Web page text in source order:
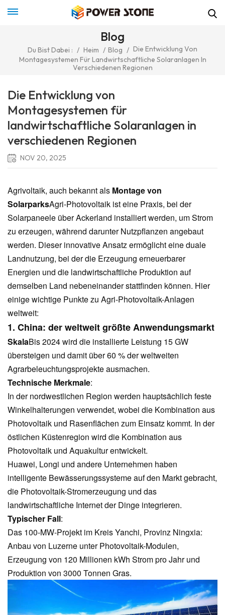
Blog
Du Bist Dabei : / Heim / Blog / Die Entwicklung Von
Montagesystemen Für Landwirtschaftliche Solaranlagen In
Verschiedenen Regionen
Die Entwicklung von
Montagesystemen für
landwirtschaftliche Solaranlagen in
verschiedenen Regionen
NOV 20, 2025
Agrivoltaik, auch bekannt als Montage von
SolarparksAgri-Photovoltaik ist eine Praxis, bei der
Solarpaneele über Ackerland installiert werden, um Strom
zu erzeugen, während darunter Nutzpflanzen angebaut
werden. Dieser innovative Ansatz ermöglicht eine duale
Landnutzung, bei der die Erzeugung erneuerbarer
Energien und die landwirtschaftliche Produktion auf
demselben Land nebeneinander stattfinden können. Hier
einige wichtige Punkte zu Agri-Photovoltaik-Anlagen
weltweit:
1. China: der weltweit größte Anwendungsmarkt
SkalaBis 2024 wird die installierte Leistung 15 GW
übersteigen und damit über 60 % der weltweiten
Agrarbeleuchtungsprojekte ausmachen.
Technische Merkmale:
In der nordwestlichen Region werden hauptsächlich feste
Winkelhalterungen verwendet, wobei die Kombination aus
Photovoltaik und Rasenflächen zum Einsatz kommt. In der
östlichen Küstenregion wird die Kombination aus
Photovoltaik und Aquakultur entwickelt.
Huawei, Longi und andere Unternehmen haben
intelligente Bewässerungssysteme auf den Markt gebracht,
die Photovoltaik-Stromerzeugung und das
landwirtschaftliche Internet der Dinge integrieren.
Typischer Fall:
Das 100-MW-Projekt im Kreis Yanchi, Provinz Ningxia:
Anbau von Luzerne unter Photovoltaik-Modulen,
Erzeugung von 120 Millionen kWh Strom pro Jahr und
Produktion von 3000 Tonnen Gras.